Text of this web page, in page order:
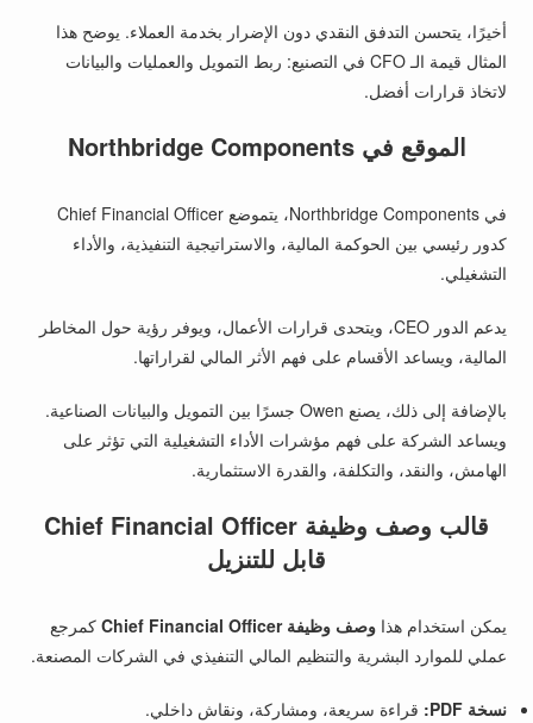
أخيرًا، يتحسن التدفق النقدي دون الإضرار بخدمة العملاء. يوضح هذا
المثال قيمة الـ CFO في التصنيع: ربط التمويل والعمليات والبيانات
لاتخاذ قرارات أفضل.
الموقع في Northbridge Components
في Northbridge Components، يتموضع Chief Financial Officer
كدور رئيسي بين الحوكمة المالية، والاستراتيجية التنفيذية، والأداء
التشغيلي.
يدعم الدور CEO، ويتحدى قرارات الأعمال، ويوفر رؤية حول المخاطر
المالية، ويساعد الأقسام على فهم الأثر المالي لقراراتها.
بالإضافة إلى ذلك، يصنع Owen جسرًا بين التمويل والبيانات الصناعية.
ويساعد الشركة على فهم مؤشرات الأداء التشغيلية التي تؤثر على
الهامش، والنقد، والتكلفة، والقدرة الاستثمارية.
قالب وصف وظيفة Chief Financial Officer
قابل للتنزيل
يمكن استخدام هذاوصف وظيفة Chief Financial Officer
كمرجع
عملي للموارد البشرية والتنظيم المالي التنفيذي في الشركات المصنعة.
نسخة PDF:
قراءة سريعة، ومشاركة، ونقاش داخلي.